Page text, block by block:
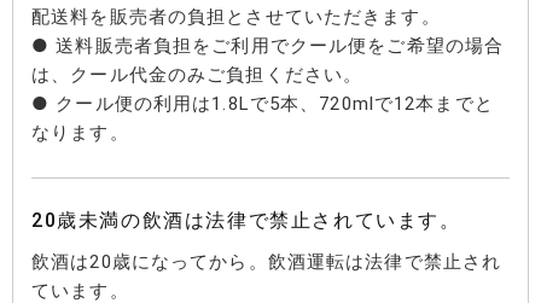
配送料を販売者の負担とさせていただきます。
● 送料販売者負担をご利用でクール便をご希望の場合
は、クール代金のみご負担ください。
● クール便の利用は1.8Lで5本、720mlで12本までと
なります。
20歳未満の飲酒は法律で禁止されています。
飲酒は20歳になってから。飲酒運転は法律で禁止され
ています。